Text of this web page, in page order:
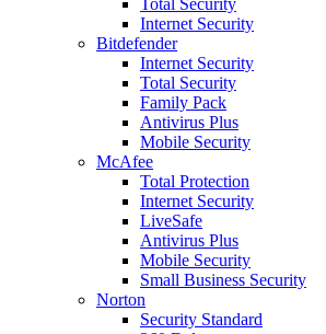
Total Security
Internet Security
Bitdefender
Internet Security
Total Security
Family Pack
Antivirus Plus
Mobile Security
McAfee
Total Protection
Internet Security
LiveSafe
Antivirus Plus
Mobile Security
Small Business Security
Norton
Security Standard